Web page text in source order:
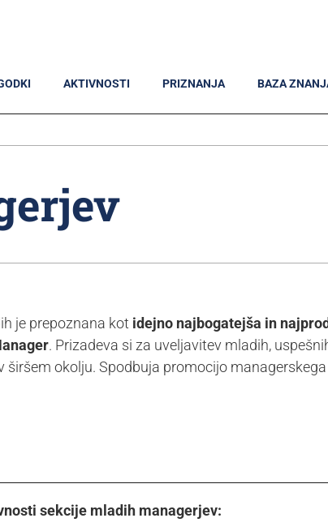
AKTIVNOSTI PRIZNANJA BAZA
je prepoznana kot idejno najbogatejša in
. Prizadeva si za uveljavitev mladih,
širšem okolju. Spodbuja promocijo
sekcije mladih managerjev: